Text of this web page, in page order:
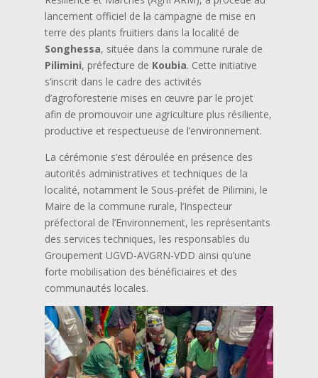
lancement officiel de la campagne de mise en
terre des plants fruitiers dans la localité de
Songhessa, située dans la commune rurale de
Pilimini, préfecture de Koubia. Cette initiative
s’inscrit dans le cadre des activités
d’agroforesterie mises en œuvre par le projet
afin de promouvoir une agriculture plus résiliente,
productive et respectueuse de l’environnement.
La cérémonie s’est déroulée en présence des
autorités administratives et techniques de la
localité, notamment le Sous-préfet de Pilimini, le
Maire de la commune rurale, l’Inspecteur
préfectoral de l’Environnement, les représentants
des services techniques, les responsables du
Groupement UGVD-AVGRN-VDD ainsi qu’une
forte mobilisation des bénéficiaires et des
communautés locales.